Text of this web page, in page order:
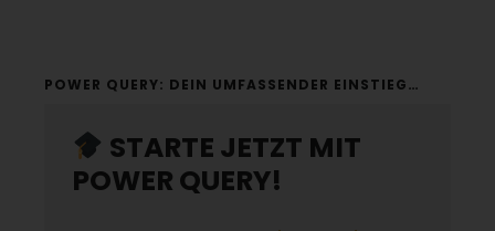
POWER QUERY: DEIN UMFASSENDER EINSTIEG…
STARTE JETZT MIT
POWER QUERY!